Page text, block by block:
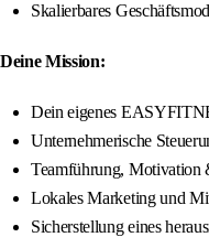
Skalierbares
Deine Mission:
Dein eigenes
Unternehmerische
Teamführung, Motivation
Lokales Marketing und
Sicherstellung eines